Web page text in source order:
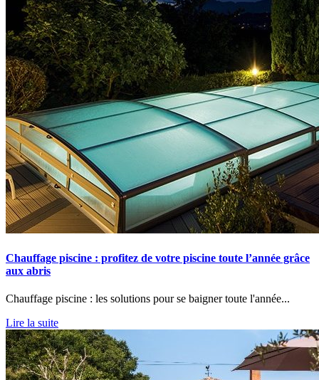
Chauffage piscine : profitez de votre piscine toute l’année grâce
aux abris
Chauffage piscine : les solutions pour se baigner toute l'année...
Lire la suite